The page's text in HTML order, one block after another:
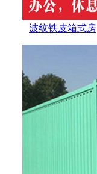
波纹铁皮箱式房